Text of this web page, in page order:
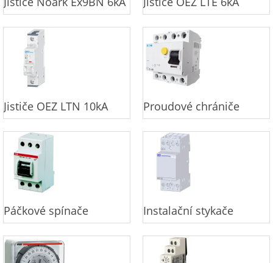
Jističe OEZ LTN 10kA Proudové chrániče
Páčkové spínače Instalační stykače